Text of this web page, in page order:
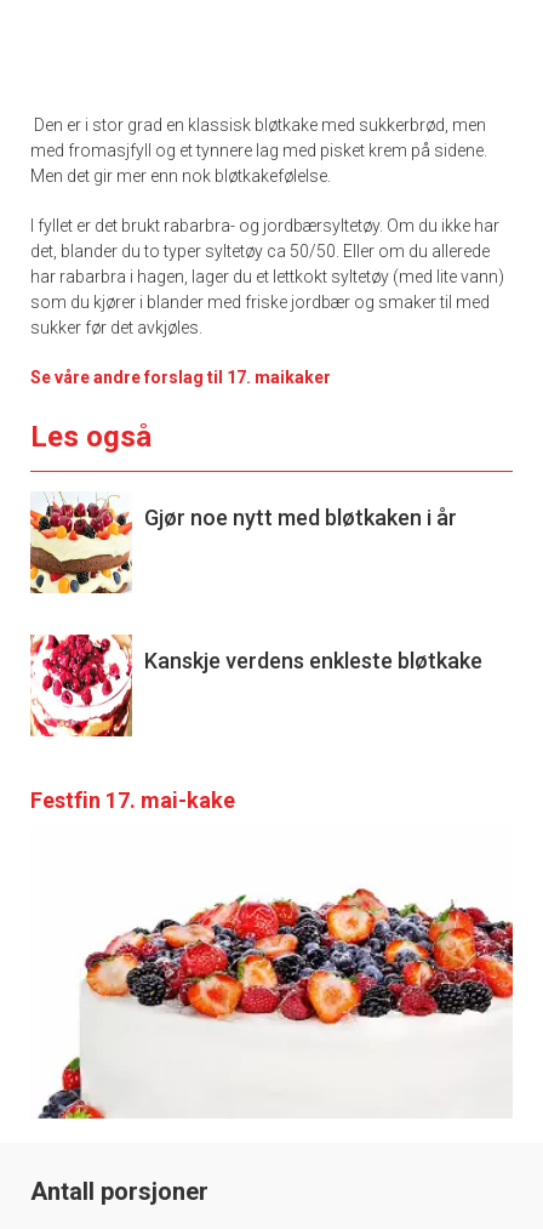
Den er i stor grad en klassisk bløtkake med sukkerbrød, men
med fromasjfyll og et tynnere lag med pisket krem på sidene.
Men det gir mer enn nok bløtkakefølelse.
I fyllet er det brukt rabarbra- og jordbærsyltetøy. Om du ikke har
det, blander du to typer syltetøy ca 50/50. Eller om du allerede
har rabarbra i hagen, lager du et lettkokt syltetøy (med lite vann)
som du kjører i blander med friske jordbær og smaker til med
sukker før det avkjøles.
Se våre andre forslag til 17. maikaker
Les også
Gjør noe nytt med bløtkaken i år
Kanskje verdens enkleste bløtkake
Festfin 17. mai-kake
Antall porsjoner